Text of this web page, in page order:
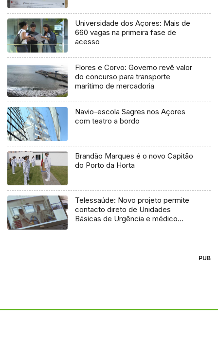
Universidade dos Açores: Mais de
660 vagas na primeira fase de
acesso
Flores e Corvo: Governo revê valor
do concurso para transporte
marítimo de mercadoria
Navio-escola Sagres nos Açores
com teatro a bordo
Brandão Marques é o novo Capitão
do Porto da Horta
Telessaúde: Novo projeto permite
contacto direto de Unidades
Básicas de Urgência e médico
PUB